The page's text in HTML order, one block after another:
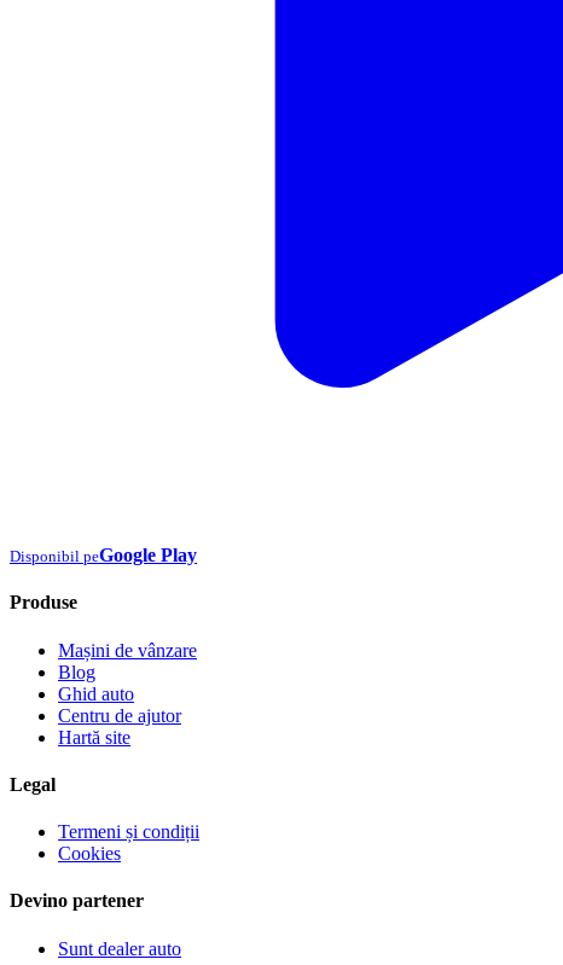
Disponibil peGoogle Play
Produse
Mașini de vânzare
Blog
Ghid auto
Centru de ajutor
Hartă site
Legal
Termeni și condiții
Cookies
Devino partener
Sunt dealer auto